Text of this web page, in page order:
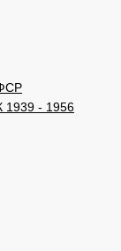
1939 - 1956